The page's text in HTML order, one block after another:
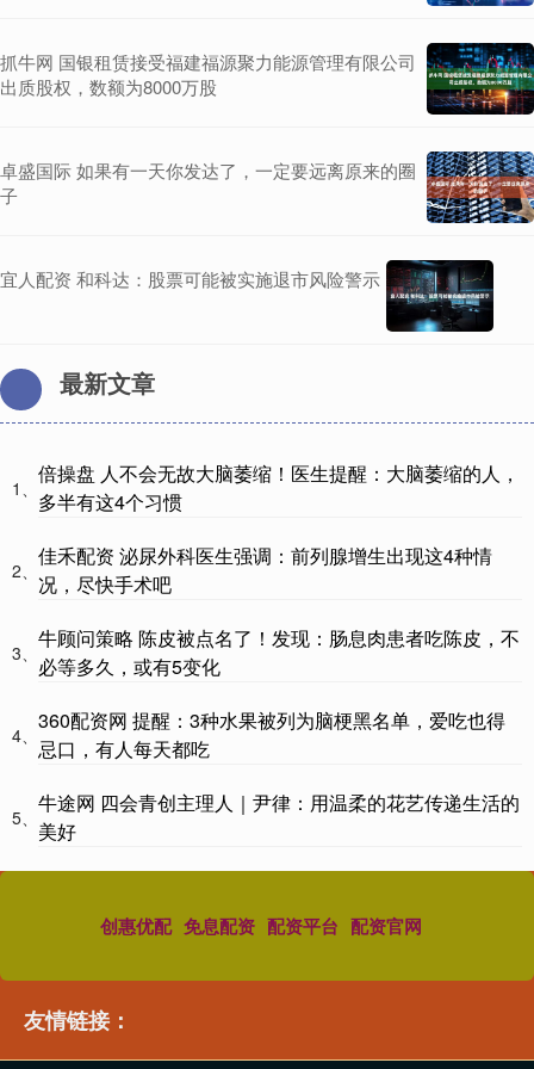
抓牛网 国银租赁接受福建福源聚力能源管理有限公司
出质股权，数额为8000万股
卓盛国际 如果有一天你发达了，一定要远离原来的圈
子
宜人配资 和科达：股票可能被实施退市风险警示
最新文章
1、
倍操盘 人不会无故大脑萎缩！医生提醒：大脑萎缩的人，
多半有这4个习惯
2、
佳禾配资 泌尿外科医生强调：前列腺增生出现这4种情
况，尽快手术吧
3、
牛顾问策略 陈皮被点名了！发现：肠息肉患者吃陈皮，不
必等多久，或有5变化
4、
360配资网 提醒：3种水果被列为脑梗黑名单，爱吃也得
忌口，有人每天都吃
5、
牛途网 四会青创主理人｜尹律：用温柔的花艺传递生活的
美好
创惠优配 免息配资 配资平台 配资官网
友情链接：